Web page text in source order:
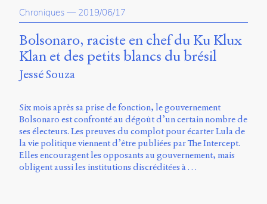
été
conçu
par
Julie
Blanc,
Maxime
Jérémy
De
Barros,
Émile
Greis,
Timothée
Chroniques — 2019/06/17
Bolsonaro, raciste en chef du Ku Klux
Klan et des petits blancs du brésil
Jessé Souza
Six mois après sa prise de fonction, le gouvernement
Bolsonaro est confronté au dégoût d’un certain nombre de
ses électeurs. Les preuves du complot pour écarter Lula de
la vie politique viennent d’être publiées par The Intercept.
Elles encouragent les opposants au gouvernement, mais
obligent aussi les institutions discréditées à …